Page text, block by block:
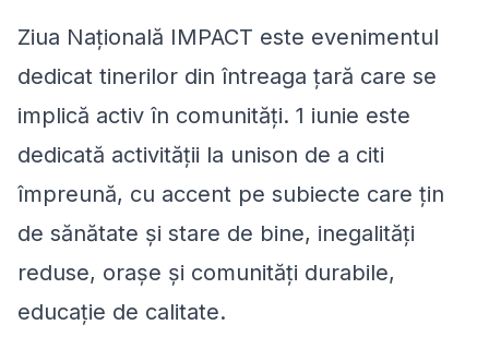
Ziua Națională IMPACT este evenimentul
dedicat tinerilor din întreaga țară care se
implică activ în comunități. 1 iunie este
dedicată activității la unison de a citi
împreună, cu accent pe subiecte care țin
de sănătate și stare de bine, inegalități
reduse, orașe și comunități durabile,
educație de calitate.